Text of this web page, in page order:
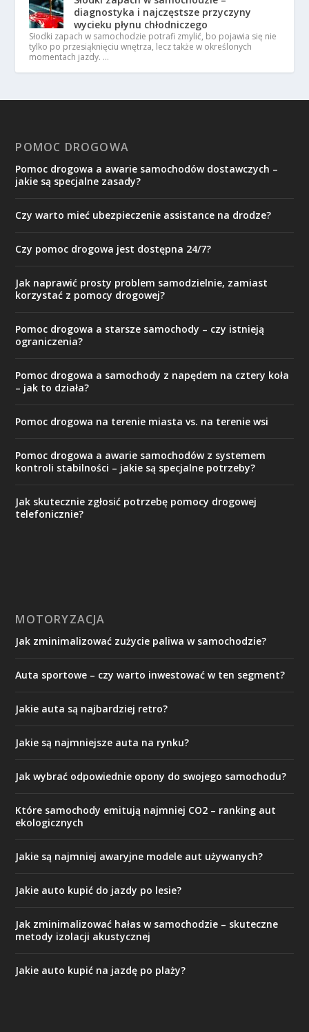
diagnostyka i najczęstsze przyczyny
wycieku płynu chłodniczego
Słodki zapach w samochodzie potrafi zmylić, bo pojawia się nie
tylko po przesiąknięciu wnętrza, lecz także w określonych
momentach jazdy. …
POMOC DROGOWA
Pomoc drogowa a awarie samochodów dostawczych –
jakie są specjalne zasady?
Czy warto mieć ubezpieczenie assistance na drodze?
Czy pomoc drogowa jest dostępna 24/7?
Jak naprawić prosty problem samodzielnie, zamiast
korzystać z pomocy drogowej?
Pomoc drogowa a starsze samochody – czy istnieją
ograniczenia?
Pomoc drogowa a samochody z napędem na cztery koła
– jak to działa?
Pomoc drogowa na terenie miasta vs. na terenie wsi
Pomoc drogowa a awarie samochodów z systemem
kontroli stabilności – jakie są specjalne potrzeby?
Jak skutecznie zgłosić potrzebę pomocy drogowej
telefonicznie?
MOTORYZACJA
Jak zminimalizować zużycie paliwa w samochodzie?
Auta sportowe – czy warto inwestować w ten segment?
Jakie auta są najbardziej retro?
Jakie są najmniejsze auta na rynku?
Jak wybrać odpowiednie opony do swojego samochodu?
Które samochody emitują najmniej CO2 – ranking aut
ekologicznych
Jakie są najmniej awaryjne modele aut używanych?
Jakie auto kupić do jazdy po lesie?
Jak zminimalizować hałas w samochodzie – skuteczne
metody izolacji akustycznej
Jakie auto kupić na jazdę po plaży?